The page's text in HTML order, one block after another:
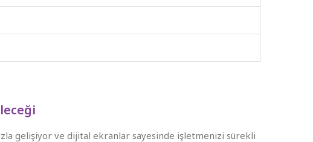
gelişiyor ve dijital ekranlar sayesinde işletmenizi sürekli